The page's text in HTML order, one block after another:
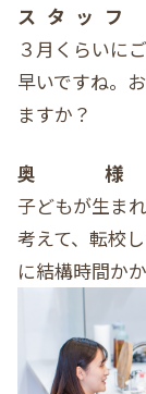
スタッフ
３月くらいに
早いですね。
ますか？
奥様
子どもが生ま
考えて、転校
に結構時間か